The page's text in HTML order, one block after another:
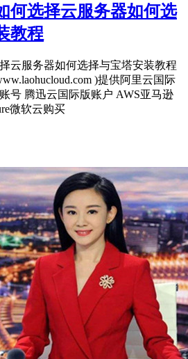
何选择云服务器如何选
教程
云服务器如何选择与宝塔安装教程
)提供阿里云国际
号 腾迅云国际版账户 AWS亚马逊
微软云购买